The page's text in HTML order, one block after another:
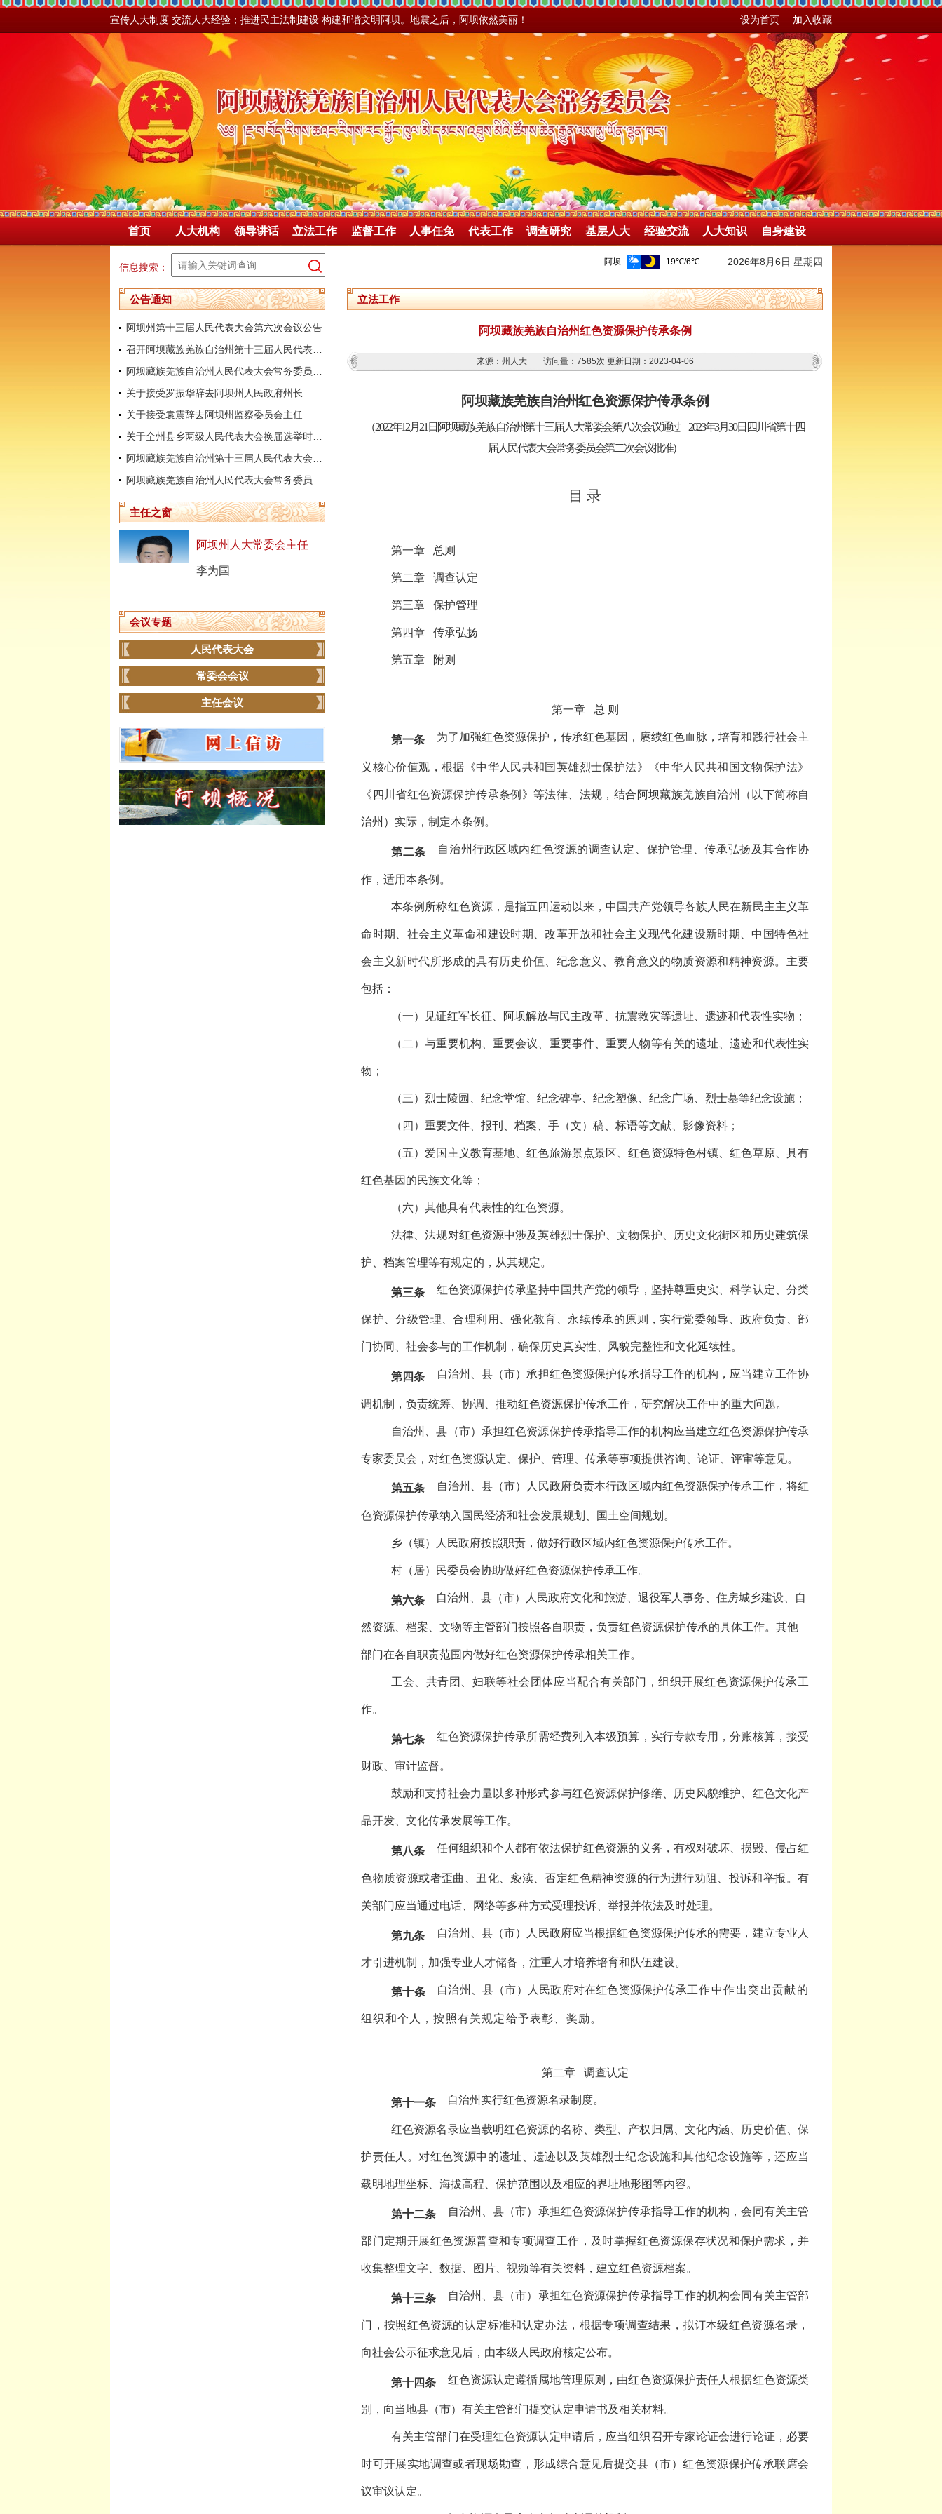
宣传人大制度 交流人大经验；推进民主法制建设 构建和谐文明阿坝。地震之后，阿坝依然美丽！ 设为首页 加入收藏
首页 人大机构 领导讲话 立法工作 监督工作 人事任免 代表工作 调查研究 基层人大 经验交流 人大知识 自身建设
信息搜索： 2026年8月6日 星期四
公告通知
阿坝州第十三届人民代表大会第六次会议公告
关于接受罗振华辞去阿坝州人民政府州长
关于接受袁震辞去阿坝州监察委员会主任
主任之窗
阿坝州人大常委会主任
李为国
会议专题
人民代表大会
常委会会议
主任会议
立法工作
阿坝藏族羌族自治州红色资源保护传承条例
来源：州人大 访问量： 7585次 更新日期：2023-04-06
阿坝藏族羌族自治州红色资源保护传承条例
（2022年12月21 日阿坝藏族羌族自治州第十三届人大常委会第八次会议通过 2023年3月30日四川省第十四
届人民代表大会常务委员会第二次会议批准）
目 录
第一章 总则
第二章 调查认定
第三章 保护管理
第四章 传承弘扬
第五章 附则
第一章 总 则
第一条 为了加强红色资源保护，传承红色基因，赓续红色血脉，培育和践行社会主
义核心价值观，根据《中华人民共和国英雄烈士保护法》《中华人民共和国文物保护法》
《四川省红色资源保护传承条例》等法律、法规，结合阿坝藏族羌族自治州（以下简称自
治州）实际，制定本条例。
第二条 自治州行政区域内红色资源的调查认定、保护管理、传承弘扬及其合作协
作，适用本条例。
本条例所称红色资源，是指五四运动以来，中国共产党领导各族人民在新民主主义革
命时期、社会主义革命和建设时期、改革开放和社会主义现代化建设新时期、中国特色社
会主义新时代所形成的具有历史价值、纪念意义、教育意义的物质资源和精神资源。主要
包括：
（一）见证红军长征、阿坝解放与民主改革、抗震救灾等遗址、遗迹和代表性实物；
（二）与重要机构、重要会议、重要事件、重要人物等有关的遗址、遗迹和代表性实
物；
（三）烈士陵园、纪念堂馆、纪念碑亭、纪念塑像、纪念广场、烈士墓等纪念设施；
（四）重要文件、报刊、档案、手（文）稿、标语等文献、影像资料；
（五）爱国主义教育基地、红色旅游景点景区、红色资源特色村镇、红色草原、具有
红色基因的民族文化等；
（六）其他具有代表性的红色资源。
法律、法规对红色资源中涉及英雄烈士保护、文物保护、历史文化街区和历史建筑保
护、档案管理等有规定的，从其规定。
第三条 红色资源保护传承坚持中国共产党的领导，坚持尊重史实、科学认定、分类
保护、分级管理、合理利用、强化教育、永续传承的原则，实行党委领导、政府负责、部
门协同、社会参与的工作机制，确保历史真实性、风貌完整性和文化延续性。
第四条 自治州、县（市）承担红色资源保护传承指导工作的机构，应当建立工作协
调机制，负责统筹、协调、推动红色资源保护传承工作，研究解决工作中的重大问题。
自治州、县（市）承担红色资源保护传承指导工作的机构应当建立红色资源保护传承
专家委员会，对红色资源认定、保护、管理、传承等事项提供咨询、论证、评审等意见。
第五条 自治州、县（市）人民政府负责本行政区域内红色资源保护传承工作，将红
色资源保护传承纳入国民经济和社会发展规划、国土空间规划。
乡（镇）人民政府按照职责，做好行政区域内红色资源保护传承工作。
村（居）民委员会协助做好红色资源保护传承工作。
第六条 自治州、县（市）人民政府文化和旅游、退役军人事务、住房城乡建设、自
然资源、档案、文物等主管部门按照各自职责，负责红色资源保护传承的具体工作。其他
部门在各自职责范围内做好红色资源保护传承相关工作。
工会、共青团、妇联等社会团体应当配合有关部门，组织开展红色资源保护传承工
作。
第七条 红色资源保护传承所需经费列入本级预算，实行专款专用，分账核算，接受
财政、审计监督。
鼓励和支持社会力量以多种形式参与红色资源保护修缮、历史风貌维护、红色文化产
品开发、文化传承发展等工作。
第八条 任何组织和个人都有依法保护红色资源的义务，有权对破坏、损毁、侵占红
色物质资源或者歪曲、丑化、亵渎、否定红色精神资源的行为进行劝阻、投诉和举报。有
关部门应当通过电话、网络等多种方式受理投诉、举报并依法及时处理。
第九条 自治州、县（市）人民政府应当根据红色资源保护传承的需要，建立专业人
才引进机制，加强专业人才储备，注重人才培养培育和队伍建设。
第十条 自治州、县（市）人民政府对在红色资源保护传承工作中作出突出贡献的
组织和个人，按照有关规定给予表彰、奖励。
第二章 调查认定
第十一条 自治州实行红色资源名录制度。
红色资源名录应当载明红色资源的名称、类型、产权归属、文化内涵、历史价值、保
护责任人。对红色资源中的遗址、遗迹以及英雄烈士纪念设施和其他纪念设施等，还应当
载明地理坐标、海拔高程、保护范围以及相应的界址地形图等内容。
第十二条 自治州、县（市）承担红色资源保护传承指导工作的机构，会同有关主管
部门定期开展红色资源普查和专项调查工作，及时掌握红色资源保存状况和保护需求，并
收集整理文字、数据、图片、视频等有关资料，建立红色资源档案。
第十三条 自治州、县（市）承担红色资源保护传承指导工作的机构会同有关主管部
门，按照红色资源的认定标准和认定办法，根据专项调查结果，拟订本级红色资源名录，
向社会公示征求意见后，由本级人民政府核定公布。
第十四条 红色资源认定遵循属地管理原则，由红色资源保护责任人根据红色资源类
别，向当地县（市）有关主管部门提交认定申请书及相关材料。
有关主管部门在受理红色资源认定申请后，应当组织召开专家论证会进行论证，必要
时可开展实地调查或者现场勘查，形成综合意见后提交县（市）红色资源保护传承联席会
议审议认定。